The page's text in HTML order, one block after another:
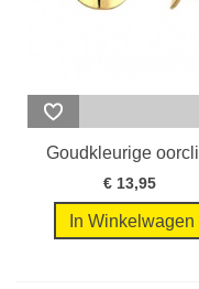
Goudkleurige
met een...
€ 13,95
In Winkelwagen